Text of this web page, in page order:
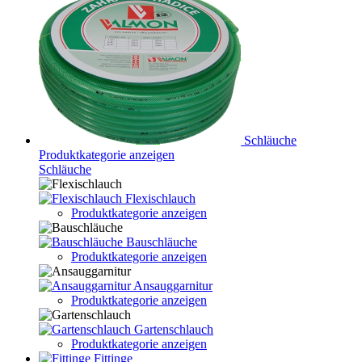
Schläuche
Produktkategorie anzeigen
Schläuche
Flexischlauch
Produktkategorie anzeigen
Bauschläuche
Produktkategorie anzeigen
Ansauggarnitur
Produktkategorie anzeigen
Gartenschlauch
Produktkategorie anzeigen
Fittinge